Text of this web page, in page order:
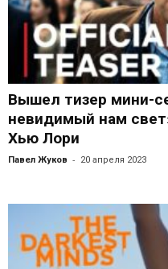
Вышел тизер мини-
невидимый нам
Хью Лори
Павел Жуков - 20 апреля 2023